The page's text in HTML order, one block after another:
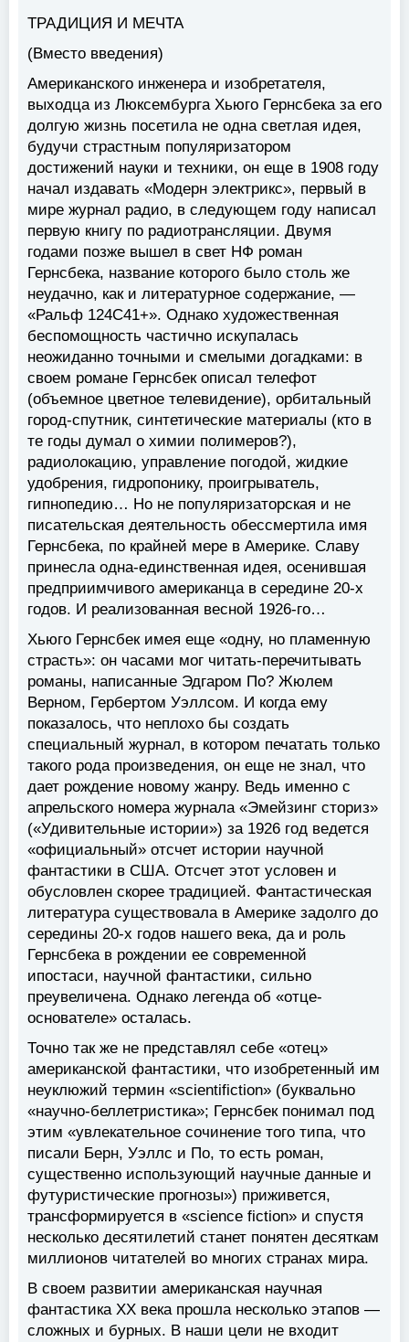
ТРАДИЦИЯ И МЕЧТА
(Вместо введения)
Американского инженера и изобретателя,
выходца из Люксембурга Хьюго Гернсбека за его
долгую жизнь посетила не одна светлая идея,
будучи страстным популяризатором
достижений науки и техники, он еще в 1908 году
начал издавать «Модерн электрикс», первый в
мире журнал радио, в следующем году написал
первую книгу по радиотрансляции. Двумя
годами позже вышел в свет НФ роман
Гернсбека, название которого было столь же
неудачно, как и литературное содержание, —
«Ральф 124С41+». Однако художественная
беспомощность частично искупалась
неожиданно точными и смелыми догадками: в
своем романе Гернсбек описал телефот
(объемное цветное телевидение), орбитальный
город-спутник, синтетические материалы (кто в
те годы думал о химии полимеров?),
радиолокацию, управление погодой, жидкие
удобрения, гидропонику, проигрыватель,
гипнопедию… Но не популяризаторская и не
писательская деятельность обессмертила имя
Гернсбека, по крайней мере в Америке. Славу
принесла одна-единственная идея, осенившая
предприимчивого американца в середине 20-х
годов. И реализованная весной 1926-го…
Хьюго Гернсбек имея еще «одну, но пламенную
страсть»: он часами мог читать-перечитывать
романы, написанные Эдгаром По? Жюлем
Верном, Гербертом Уэллсом. И когда ему
показалось, что неплохо бы создать
специальный журнал, в котором печатать только
такого рода произведения, он еще не знал, что
дает рождение новому жанру. Ведь именно с
апрельского номера журнала «Эмейзинг сториз»
(«Удивительные истории») за 1926 год ведется
«официальный» отсчет истории научной
фантастики в США. Отсчет этот условен и
обусловлен скорее традицией. Фантастическая
литература существовала в Америке задолго до
середины 20-х годов нашего века, да и роль
Гернсбека в рождении ее современной
ипостаси, научной фантастики, сильно
преувеличена. Однако легенда об «отце-
основателе» осталась.
Точно так же не представлял себе «отец»
американской фантастики, что изобретенный им
неуклюжий термин «scientifiction» (буквально
«научно-беллетристика»; Гернсбек понимал под
этим «увлекательное сочинение того типа, что
писали Берн, Уэллс и По, то есть роман,
существенно использующий научные данные и
футуристические прогнозы») приживется,
трансформируется в «science fiction» и спустя
несколько десятилетий станет понятен десяткам
миллионов читателей во многих странах мира.
В своем развитии американская научная
фантастика XX века прошла несколько этапов —
сложных и бурных. В наши цели не входит